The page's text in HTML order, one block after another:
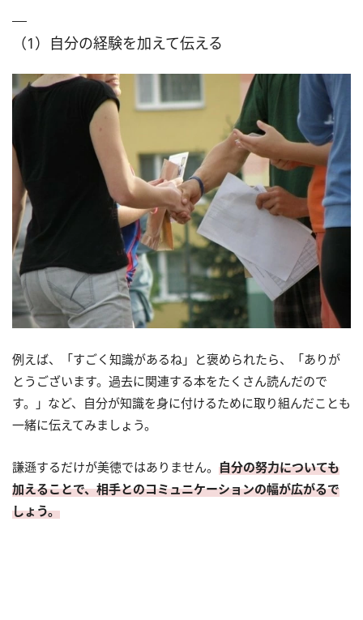
（1）自分の経験を加えて伝える
例えば、「すごく知識があるね」と褒められたら、「ありが
とうございます。過去に関連する本をたくさん読んだので
す。」など、自分が知識を身に付けるために取り組んだことも
一緒に伝えてみましょう。
謙遜するだけが美徳ではありません。 自分の努力についても
加えることで、相手とのコミュニケーションの幅が広がるで
しょう。